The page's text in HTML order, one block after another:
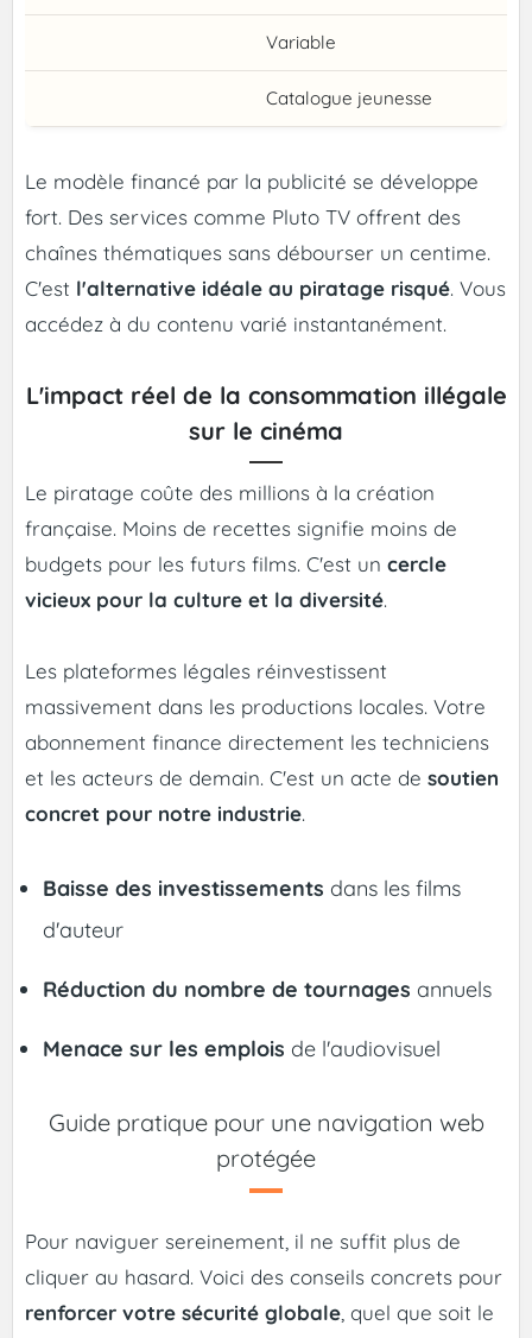
Variable
Catalogue jeunesse
Le modèle financé par la publicité se développe
fort. Des services comme Pluto TV offrent des
chaînes thématiques sans débourser un centime.
C'est l'alternative idéale au piratage risqué. Vous
accédez à du contenu varié instantanément.
L'impact réel de la consommation illégale
sur le cinéma
Le piratage coûte des millions à la création
française. Moins de recettes signifie moins de
budgets pour les futurs films. C'est un cercle
vicieux pour la culture et la diversité.
Les plateformes légales réinvestissent
massivement dans les productions locales. Votre
abonnement finance directement les techniciens
et les acteurs de demain. C'est un acte de soutien
concret pour notre industrie.
Baisse des investissements dans les films
d'auteur
Réduction du nombre de tournages annuels
Menace sur les emplois de l'audiovisuel
Guide pratique pour une navigation web
protégée
Pour naviguer sereinement, il ne suffit plus de
cliquer au hasard. Voici des conseils concrets pour
renforcer votre sécurité globale , quel que soit le